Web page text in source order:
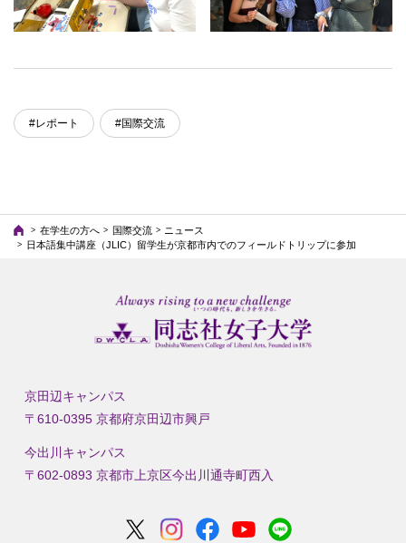
#レポート #国際交流
在学生の方へ 国際交流
ニュース
日本語集中講座（JLIC）留学生が京都市内でのフィールドトリップに参加
京田辺キャンパス
〒610-0395 京都府京田辺市興戸
今出川キャンパス
〒602-0893 京都市上京区今出川通寺町西入